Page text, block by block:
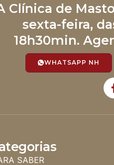
Clínica de
sexta-feira,
18h30min.
WHATSAPP NH
SABER